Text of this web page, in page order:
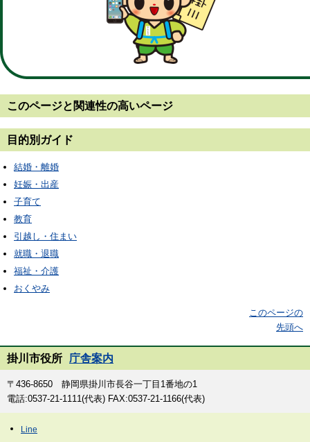
このページと 関連性の高いページ
目的別ガイド
結婚・離婚
妊娠・出産
子育て
教育
引越し・住まい
就職・退職
福祉・介護
おくやみ
このページの
先頭へ
掛川市役所 庁舎案内
〒436-8650 静岡県掛川市長谷一丁目1番地の1
電話:0537-21-1111(代表) FAX:0537-21-1166(代表)